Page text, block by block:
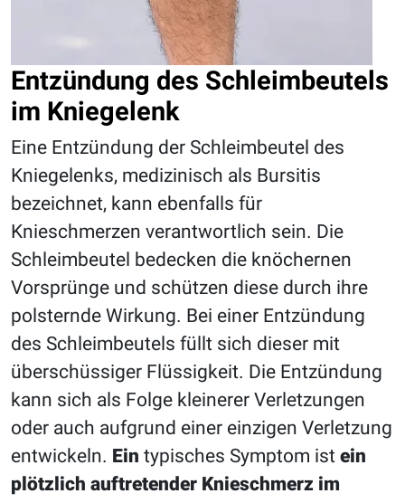
Entzündung des Schleimbeutels
im Kniegelenk
Eine Entzündung der Schleimbeutel des
Kniegelenks, medizinisch als Bursitis
bezeichnet, kann ebenfalls für
Knieschmerzen verantwortlich sein. Die
Schleimbeutel bedecken die knöchernen
Vorsprünge und schützen diese durch ihre
polsternde Wirkung. Bei einer Entzündung
des Schleimbeutels füllt sich dieser mit
überschüssiger Flüssigkeit. Die Entzündung
kann sich als Folge kleinerer Verletzungen
oder auch aufgrund einer einzigen Verletzung
entwickeln. Ein typisches Symptom ist ein
plötzlich auftretender Knieschmerz im